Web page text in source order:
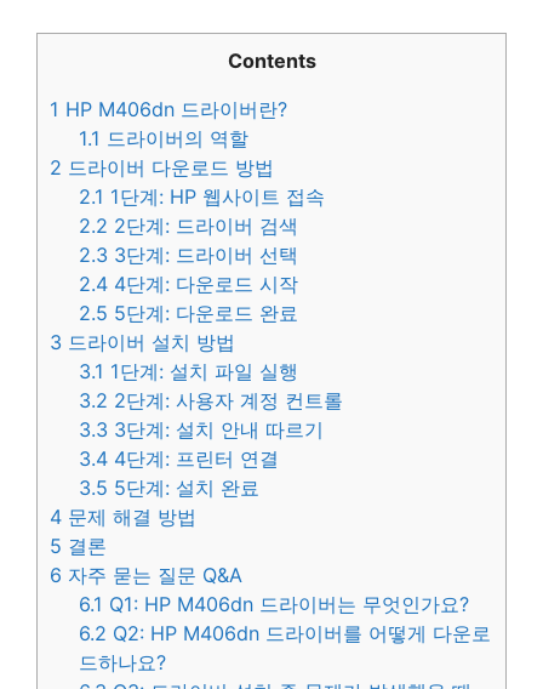
Contents
1 HP M406dn 드라이버란?
1.1 드라이버의 역할
2 드라이버 다운로드 방법
2.1 1단계: HP 웹사이트 접속
2.2 2단계: 드라이버 검색
2.3 3단계: 드라이버 선택
2.4 4단계: 다운로드 시작
2.5 5단계: 다운로드 완료
3 드라이버 설치 방법
3.1 1단계: 설치 파일 실행
3.2 2단계: 사용자 계정 컨트롤
3.3 3단계: 설치 안내 따르기
3.4 4단계: 프린터 연결
3.5 5단계: 설치 완료
4 문제 해결 방법
5 결론
6 자주 묻는 질문 Q&A
6.1 Q1: HP M406dn 드라이버는 무엇인가요?
6.2 Q2: HP M406dn 드라이버를 어떻게 다운로
드하나요?